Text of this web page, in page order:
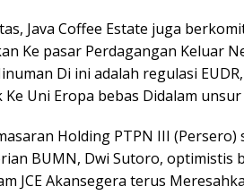
Java Coffee Estate juga
Ke pasar Perdagangan Keluar
Di ini adalah regulasi
Uni Eropa bebas Didalam
Holding PTPN III (Persero)
BUMN, Dwi Sutoro, optimistis
JCE Akansegera terus